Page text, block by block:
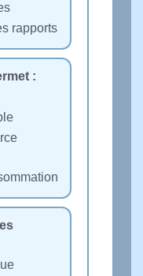
rapports
: